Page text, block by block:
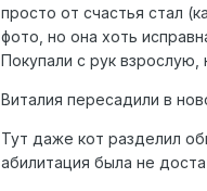
просто от счастья стал
фото, но она хоть
Покупали с рук
Виталия пересадили в
Тут даже кот разделил
абилитация была не